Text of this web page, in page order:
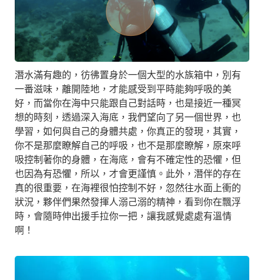
潛水滿有趣的，彷彿置身於一個大型的水族箱中，別有
一番滋味，離開陸地，才能感受到平時能夠呼吸的美
好，而當你在海中只能跟自己對話時，也是接近一種冥
想的時刻，透過深入海底，我們望向了另一個世界，也
學習，如何與自己的身體共處，你真正的發現，其實，
你不是那麼瞭解自己的呼吸，也不是那麼瞭解，原來呼
吸控制著你的身體，在海底，會有不確定性的恐懼，但
也因為有恐懼，所以，才會更謹慎。此外，潛伴的存在
真的很重要，在海裡很怕控制不好，忽然往水面上衝的
狀況，夥伴們果然發揮人溺己溺的精神，看到你在飄浮
時，會隨時伸出援手拉你一把，讓我感覺處處有溫情
啊！